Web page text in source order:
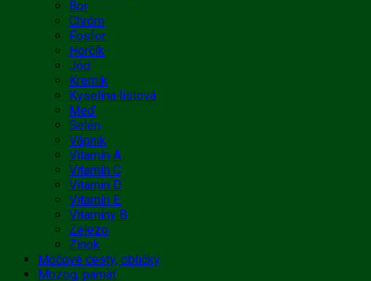
Bor
Chróm
Fosfor
Horčík
Jód
Kremík
Kyselina listová
Meď
Selén
Vápnik
Vitamín A
Vitamín C
Vitamín D
Vitamín E
Vitamíny B
Zelezo
Zinok
Močové cesty, obličky
Mozog, pamäť